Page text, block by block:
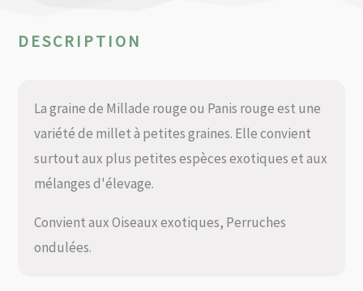
DESCRIPTION
La graine de Millade rouge ou Panis rouge est une
variété de millet à petites graines. Elle convient
surtout aux plus petites espèces exotiques et aux
mélanges d'élevage.
Convient aux Oiseaux exotiques, Perruches
ondulées.